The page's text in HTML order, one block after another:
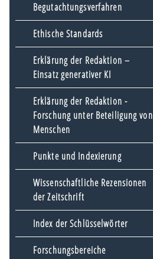
Begutachtungsverfahren
Ethische Standards
Erklärung der Redaktion –
Einsatz generativer KI
Erklärung der Redaktion -
Forschung unter Beteiligung von
Menschen
Punkte und Indexierung
Wissenschaftliche Rezensionen
der Zeitschrift
Index der Schlüsselwörter
Forschungsbereiche